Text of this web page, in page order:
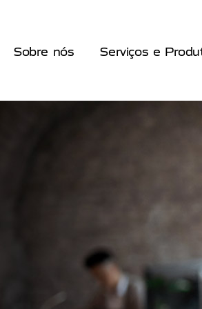
Sobre nós Serviços e